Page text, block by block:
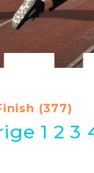
(377)
1 2 3